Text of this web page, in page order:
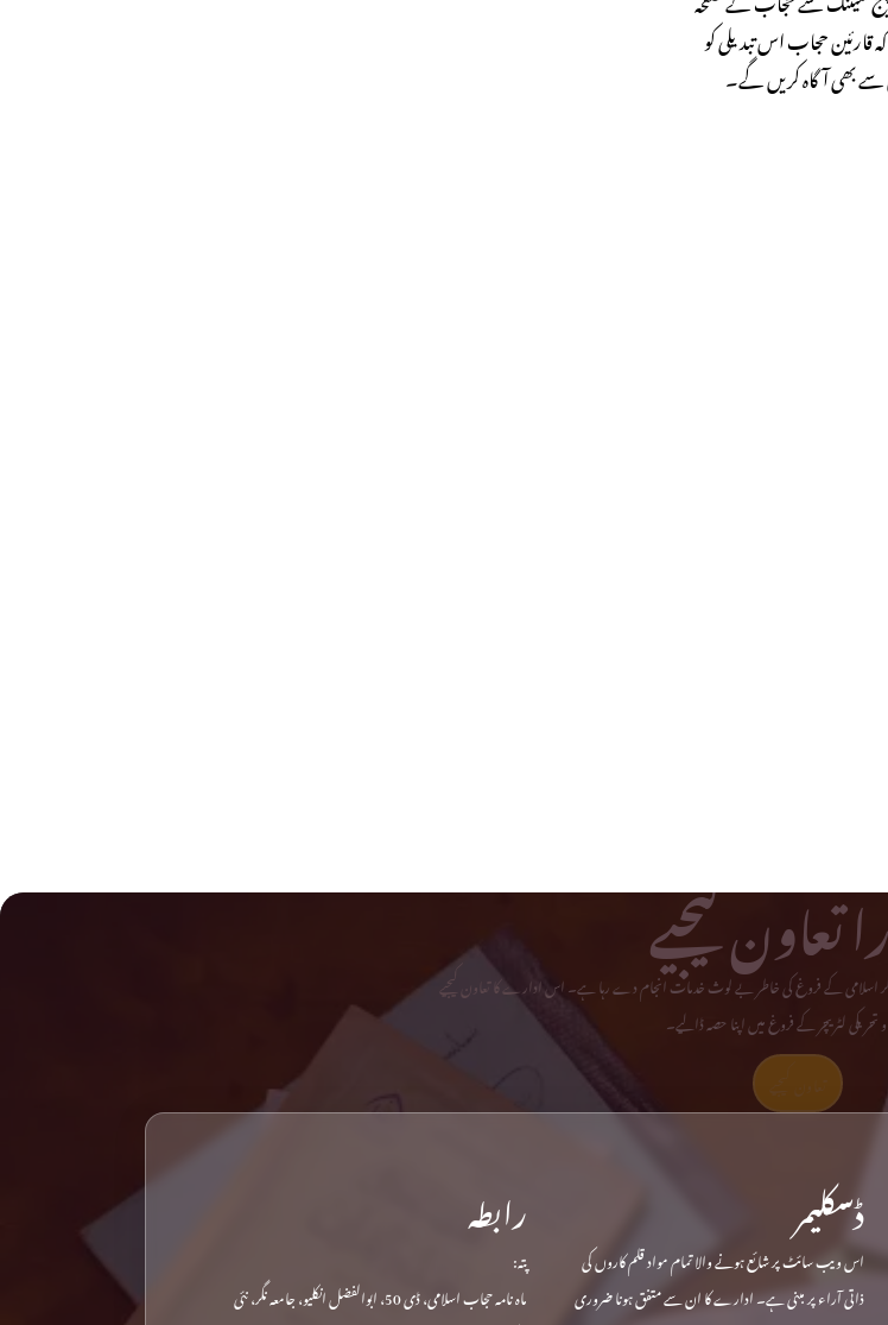
قارئین حجاب اس تبدیلی کو
سے بھی آگاہ کریں گے۔
تعاون کیجیے
فکر اسلامی کے فروغ کی خاطر بے لوث خدمات انجام دے رہا ہے۔ اس ادارے کا تعاون کیجیے
و تحریکی لٹریچر کے فروغ میں اپنا حصہ ڈالیے۔
ڈسکلیمر
اس ویب سائٹ پر شائع ہونے والا تمام مواد قلم کاروں کی
ذاتی آراء پر مبنی ہے۔ ادارے کا ان سے متفق ہونا ضروری
رابطہ
پتہ:
ماہ نامہ حجاب اسلامی، ڈی 50، ابوالفضل انکلیو، جامعہ نگر، نئی